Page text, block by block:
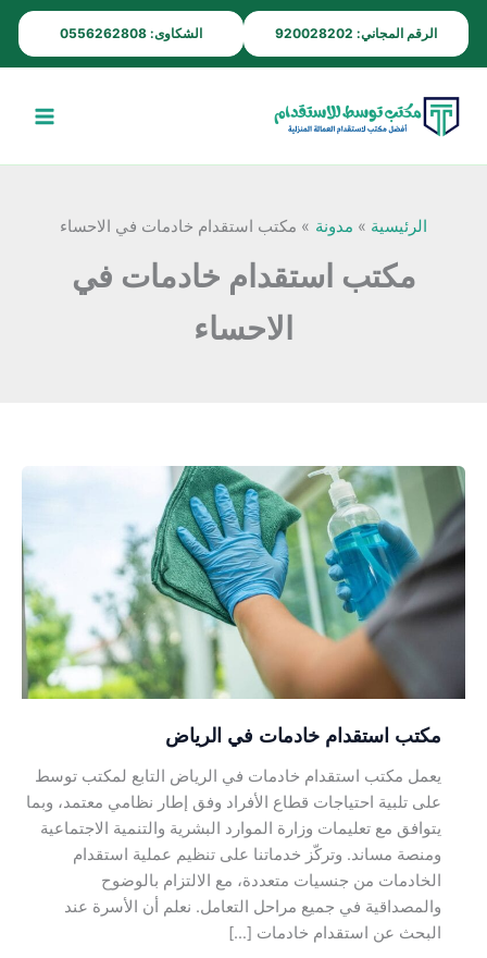
الرقم المجاني: 920028202 الشكاوى: 0556262808
تخطي
إلى
المحتوى
الرئيسية مدونة مكتب استقدام خادمات في الاحساء
مكتب استقدام خادمات في
الاحساء
مكتب استقدام خادمات في الرياض
يعمل مكتب استقدام خادمات في الرياض التابع لمكتب توسط
على تلبية احتياجات قطاع الأفراد وفق إطار نظامي معتمد، وبما
يتوافق مع تعليمات وزارة الموارد البشرية والتنمية الاجتماعية
ومنصة مساند. وتركّز خدماتنا على تنظيم عملية استقدام
الخادمات من جنسيات متعددة، مع الالتزام بالوضوح
والمصداقية في جميع مراحل التعامل. نعلم أن الأسرة عند
البحث عن استقدام خادمات […]
مكتب
استقدام
خادمات
في
الرياض